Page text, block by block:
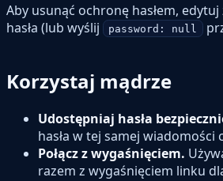
Aby usunąć ochronę hasłem,
hasła (lub wyślij
password: null
Korzystaj mądrze
Udostępniaj hasła
hasła w tej samej wiadomości
Połącz z wygaśnięciem.
razem z wygaśnięciem linku